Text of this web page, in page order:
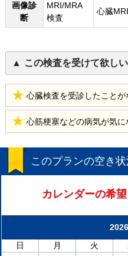
画像診
断
MRI/MRA
検査
心臓
この検査を受けて欲し
心臓検査を受診したことが
心筋梗塞などの病気が気に
このプランの空き
カレンダーの希
日
月 火